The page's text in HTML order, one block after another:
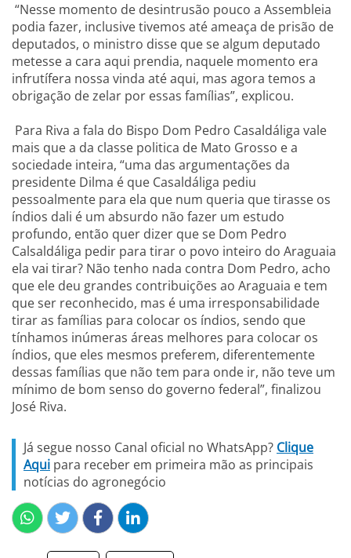
“Nesse momento de desintrusão pouco a Assembleia
podia fazer, inclusive tivemos até ameaça de prisão de
deputados, o ministro disse que se algum deputado
metesse a cara aqui prendia, naquele momento era
infrutífera nossa vinda até aqui, mas agora temos a
obrigação de zelar por essas famílias”, explicou.
Para Riva a fala do Bispo Dom Pedro Casaldáliga vale
mais que a da classe politica de Mato Grosso e a
sociedade inteira, “uma das argumentações da
presidente Dilma é que Casaldáliga pediu
pessoalmente para ela que num queria que tirasse os
índios dali é um absurdo não fazer um estudo
profundo, então quer dizer que se Dom Pedro
Calsaldáliga pedir para tirar o povo inteiro do Araguaia
ela vai tirar? Não tenho nada contra Dom Pedro, acho
que ele deu grandes contribuições ao Araguaia e tem
que ser reconhecido, mas é uma irresponsabilidade
tirar as famílias para colocar os índios, sendo que
tínhamos inúmeras áreas melhores para colocar os
índios, que eles mesmos preferem, diferentemente
dessas famílias que não tem para onde ir, não teve um
mínimo de bom senso do governo federal”, finalizou
José Riva.
Já segue nosso Canal oficial no WhatsApp? Clique
Aqui para receber em primeira mão as principais
notícias do agronegócio